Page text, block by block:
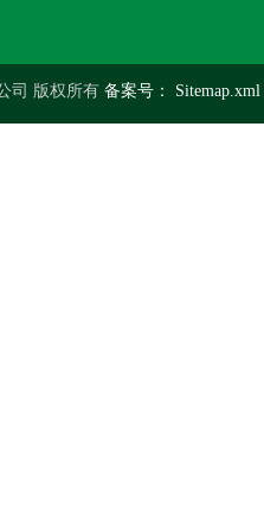
司 版权所有 备案号： Sitemap.xml